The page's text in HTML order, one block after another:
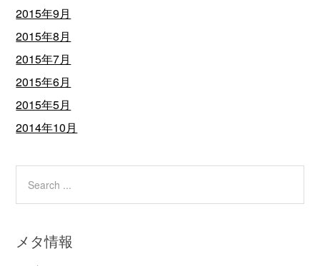
2015年9月
2015年8月
2015年7月
2015年6月
2015年5月
2014年10月
メタ情報